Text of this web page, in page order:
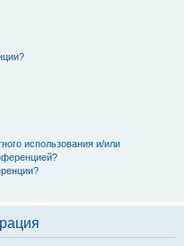
использования и/или